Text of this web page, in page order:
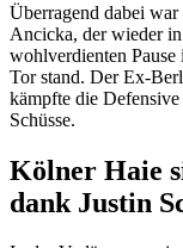
Überragend dabei
Ancicka, der wieder
wohlverdienten
Tor stand. Der Ex-
kämpfte die
Schüsse.
Kölner Haie
dank Justin